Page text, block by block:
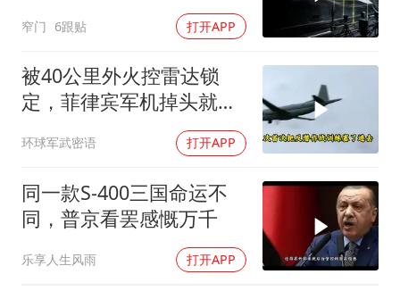
窄门 6跟贴 打开APP
被40公里外火控雷达锁
定，菲律宾军机掉头就
跑，欧盟1500万也救不了
场
环球军武密语 打开APP
同一款S-400三国命运不
同，普京看罢感慨万千
乐享人生风雨 打开APP